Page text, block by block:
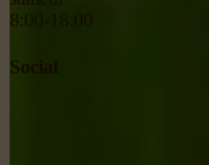
8:00-18:00
Social